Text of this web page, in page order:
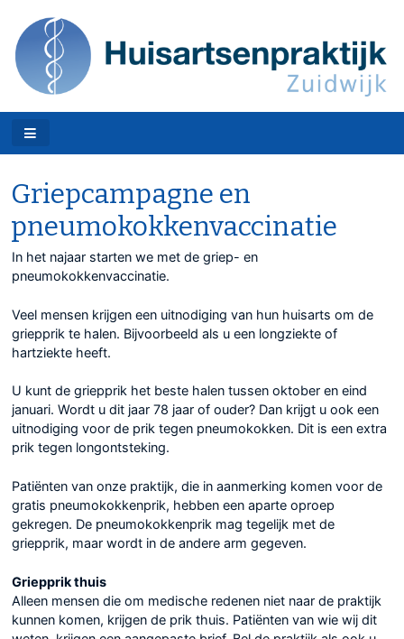
Griepcampagne en
pneumokokkenvaccinatie
In het najaar starten we met de griep- en
pneumokokkenvaccinatie.
Veel mensen krijgen een uitnodiging van hun huisarts om de
griepprik te halen. Bijvoorbeeld als u een longziekte of
hartziekte heeft.
U kunt de griepprik het beste halen tussen oktober en eind
januari. Wordt u dit jaar 78 jaar of ouder? Dan krijgt u ook een
uitnodiging voor de prik tegen pneumokokken. Dit is een extra
prik tegen longontsteking.
Patiënten van onze praktijk, die in aanmerking komen voor de
gratis pneumokokkenprik, hebben een aparte oproep
gekregen. De pneumokokkenprik mag tegelijk met de
griepprik, maar wordt in de andere arm gegeven.
Griepprik thuis
Alleen mensen die om medische redenen niet naar de praktijk
kunnen komen, krijgen de prik thuis. Patiënten van wie wij dit